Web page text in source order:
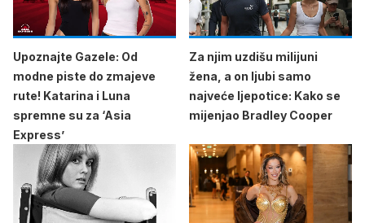
Upoznajte Gazele: Od
modne piste do zmajeve
rute! Katarina i Luna
spremne su za ‘Asia
Express’
Za njim uzdišu milijuni
žena, a on ljubi samo
najveće ljepotice: Kako se
mijenjao Bradley Cooper